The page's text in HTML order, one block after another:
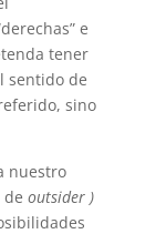
e
tener
sentido de
sino
nuestro
outsider )